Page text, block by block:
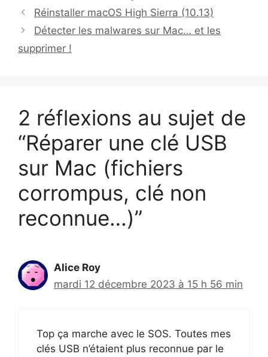
Réinstaller macOS High Sierra (10.13)
Détecter les malwares sur Mac… et les
supprimer !
2 réflexions au sujet de
“Réparer une clé USB
sur Mac (fichiers
corrompus, clé non
reconnue…)”
Alice Roy
mardi 12 décembre 2023 à 15 h 56 min
Top ça marche avec le SOS. Toutes mes
clés USB n’étaient plus reconnue par le